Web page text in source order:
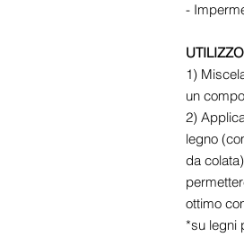
-
UTILIZZO
1)
un
2)
legno
da
ottimo
*su legni